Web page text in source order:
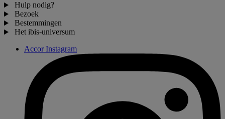
Hulp nodig?
Bezoek
Bestemmingen
Het ibis-universum
Accor Instagram